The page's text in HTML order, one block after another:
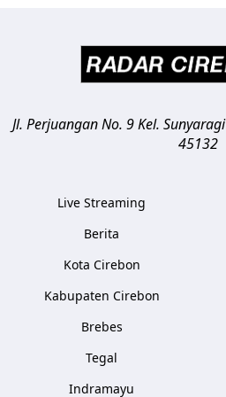
Jl. Perjuangan No. 9 Kel. Sunyaragi
45132
Live Streaming
Berita
Kota Cirebon
Kabupaten Cirebon
Brebes
Tegal
Indramayu